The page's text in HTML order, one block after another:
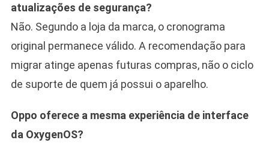
atualizações de segurança?
Não. Segundo a loja da marca, o cronograma
original permanece válido. A recomendação para
migrar atinge apenas futuras compras, não o ciclo
de suporte de quem já possui o aparelho.
Oppo oferece a mesma experiência de interface
da OxygenOS?